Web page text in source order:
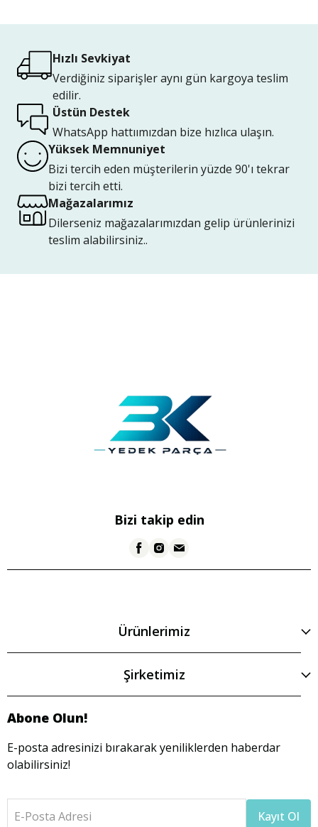
Hızlı Sevkiyat
Verdiğiniz siparişler aynı gün kargoya teslim
edilir.
Üstün Destek
WhatsApp hattıımızdan bize hızlıca ulaşın.
Yüksek Memnuniyet
Bizi tercih eden müşterilerin yüzde 90'ı tekrar
bizi tercih etti.
Mağazalarımız
Dilerseniz mağazalarımızdan gelip ürünlerinizi
teslim alabilirsiniz..
Bizi takip edin
Ürünlerimiz
Şirketimiz
Abone Olun!
E-posta adresinizi bırakarak yeniliklerden haberdar
olabilirsiniz!
E-Posta Adresi Kayıt Ol